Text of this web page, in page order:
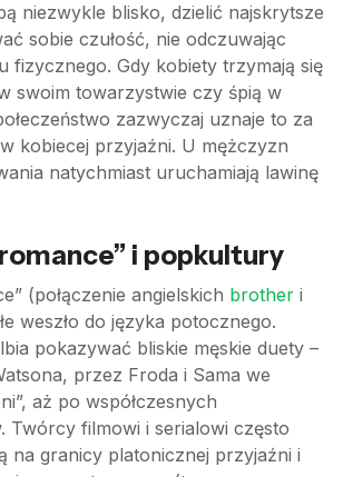
niezwykle blisko, dzielić najskrytsze
sobie czułość, nie odczuwając
fizycznego. Gdy kobiety trzymają się
swoim towarzystwie czy śpią w
zazwyczaj uznaje to za
kobiecej przyjaźni. U mężczyzn
natychmiast uruchamiają lawinę
i popkultury
(połączenie angielskich brother i
weszło do języka potocznego.
pokazywać bliskie męskie duety –
przez Froda i Sama we
aż po współczesnych
Twórcy filmowi i serialowi często
na granicy platonicznej przyjaźni i